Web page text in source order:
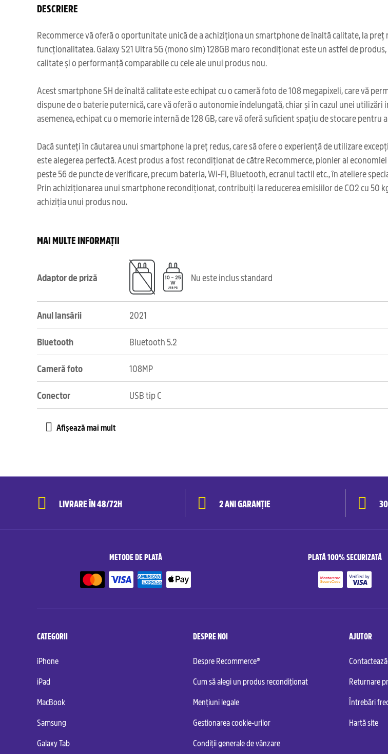
DESCRIERE
Recommerce vă oferă o oportunitate unică de a achiziționa un smartphone de înaltă calitate, la
funcționalitatea. Galaxy S21 Ultra 5G (mono sim) 128GB maro recondiționat este un astfel de
calitate și o performanță comparabile cu cele ale unui produs nou.
Acest smartphone SH de înaltă calitate este echipat cu o cameră foto de 108 megapixeli, care vă
dispune de o baterie puternică, care vă oferă o autonomie îndelungată, chiar și în cazul unei utilizări
asemenea, echipat cu o memorie internă de 128 GB, care vă oferă suficient spațiu de stocare pentru
Dacă sunteți în căutarea unui smartphone la preț redus, care să ofere o experiență de utilizare
este alegerea perfectă. Acest produs a fost recondiționat de către Recommerce, pionier al
peste 56 de puncte de verificare, precum bateria, Wi-Fi, Bluetooth, ecranul tactil etc., în ateliere
Prin achiziționarea unui smartphone recondiționat, contribuiți la reducerea emisiilor de CO2 cu 50
achiziția unui produs nou.
MAI MULTE INFORMAȚII
Adaptor de priză Nu este inclus standard
Anul lansării 2021
Bluetooth Bluetooth 5.2
Cameră foto 108MP
Conector USB tip C
LIVRARE ÎN 48/72H 2 ANI GARANȚIE
METODE DE PLATĂ PLATĂ 100% SECURIZATĂ
CATEGORII
iPhone
iPad
MacBook
Samsung
Galaxy Tab
DESPRE NOI
Despre Recommerce®
Cum să alegi un produs recondiționat
Mențiuni legale
Gestionarea cookie-urilor
Condiții generale de vânzare
AJUTOR
Returnare
Întrebări
Hartă site